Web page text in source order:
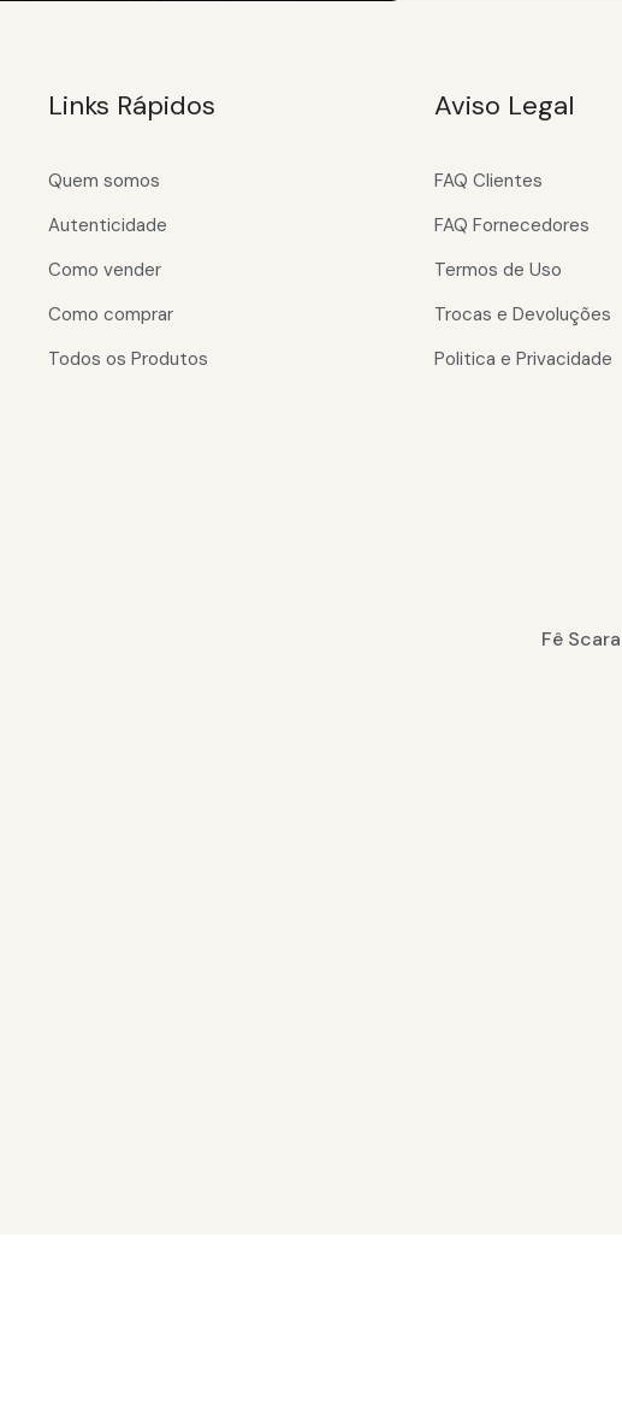
Links Rápidos
Quem somos
Autenticidade
Como vender
Como comprar
Todos os Produtos
Aviso Legal
FAQ Clientes
FAQ Fornecedores
Termos de Uso
Trocas e Devoluções
Politica e Privacidade
Fê